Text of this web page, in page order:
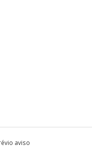
aviso